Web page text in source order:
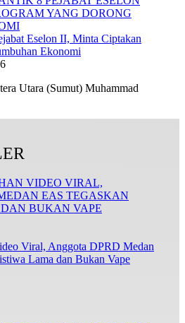
Eselon II, Minta Ciptakan
Ekonomi
Utara (Sumut) Muhammad
Viral, Anggota DPRD Medan
Lama dan Bukan Vape